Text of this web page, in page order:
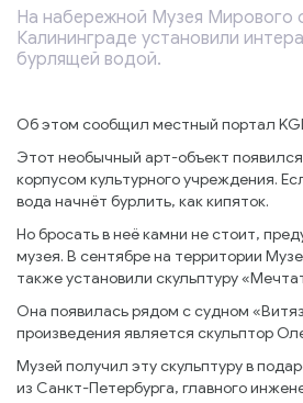
На набережной Музея Мирового
Калининграде установили
бурлящей водой.
Об этом сообщил местный портал
Этот необычный арт-объект
корпусом культурного учреждения.
вода начнёт бурлить, как кипяток.
Но бросать в неё камни не стоит,
музея. В сентябре на территории
также установили скульптуру
Она появилась рядом с судном
произведения является скульптор
Музей получил эту скульптуру в
из Санкт-Петербурга, главного